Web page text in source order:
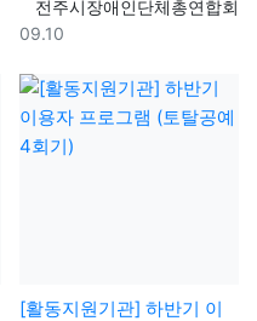
등록자
전주시장애인단체총연합회
등록일
09.10
[활동지원기관] 하반기 이